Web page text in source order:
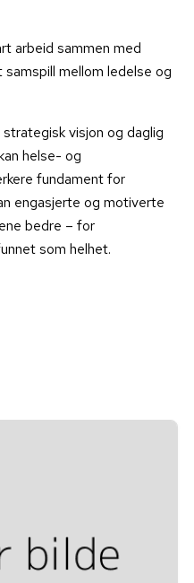
arbeid sammen med
mellom ledelse og
visjon og daglig
helse- og
fundament for
engasjerte og motiverte
bedre – for
som helhet.